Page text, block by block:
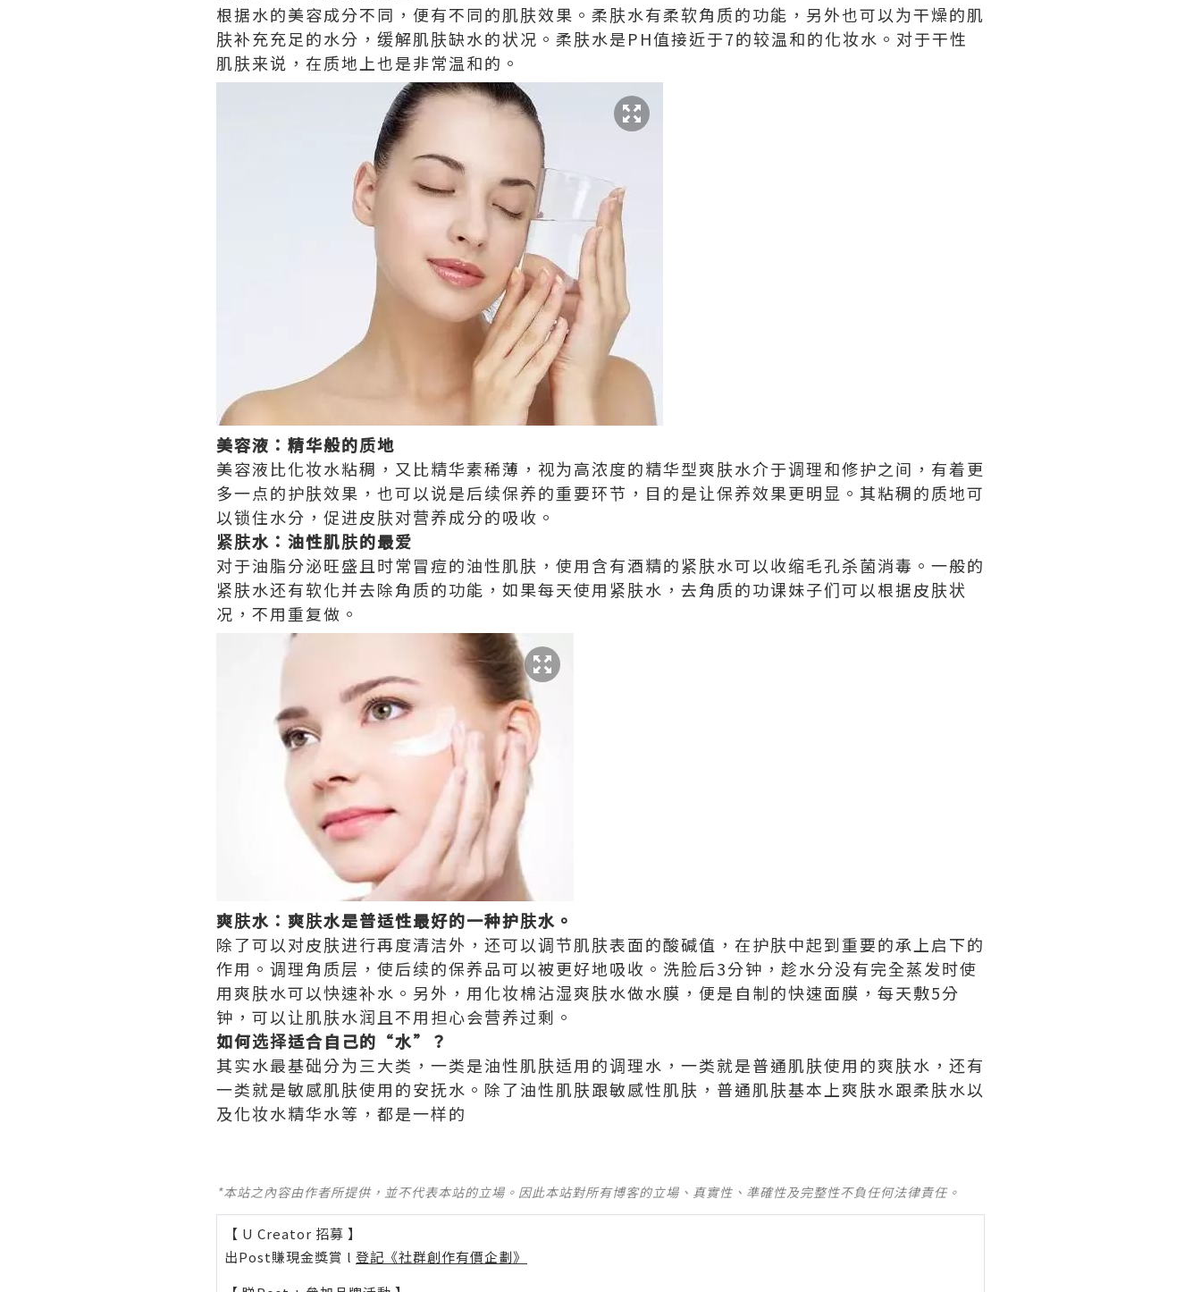
根据水的美容成分不同，便有不同的肌肤效果。柔肤水有柔软角质的功能，另外也可以为干燥的肌
肤补充充足的水分，缓解肌肤缺水的状况。柔肤水是PH值接近于7的较温和的化妆水。对于干性
肌肤来说，在质地上也是非常温和的。
美容液：精华般的质地
美容液比化妆水粘稠，又比精华素稀薄，视为高浓度的精华型爽肤水介于调理和修护之间，有着更
多一点的护肤效果，也可以说是后续保养的重要环节，目的是让保养效果更明显。其粘稠的质地可
以锁住水分，促进皮肤对营养成分的吸收。
紧肤水：油性肌肤的最爱
对于油脂分泌旺盛且时常冒痘的油性肌肤，使用含有酒精的紧肤水可以收缩毛孔杀菌消毒。一般的
紧肤水还有软化并去除角质的功能，如果每天使用紧肤水，去角质的功课妹子们可以根据皮肤状
况，不用重复做。
爽肤水：爽肤水是普适性最好的一种护肤水。
除了可以对皮肤进行再度清洁外，还可以调节肌肤表面的酸碱值，在护肤中起到重要的承上启下的
作用。调理角质层，使后续的保养品可以被更好地吸收。洗脸后3分钟，趁水分没有完全蒸发时使
用爽肤水可以快速补水。另外，用化妆棉沾湿爽肤水做水膜，便是自制的快速面膜，每天敷5分
钟，可以让肌肤水润且不用担心会营养过剩。
如何选择适合自己的“水”？
其实水最基础分为三大类，一类是油性肌肤适用的调理水，一类就是普通肌肤使用的爽肤水，还有
一类就是敏感肌肤使用的安抚水。除了油性肌肤跟敏感性肌肤，普通肌肤基本上爽肤水跟柔肤水以
及化妆水精华水等，都是一样的
*本站之內容由作者所提供，並不代表本站的立場。因此本站對所有博客的立場、真實性、準確性及完整性不負任何法律責任。
【 U Creator 招募 】
出Post賺現金獎賞 l 登記《社群創作有價企劃》